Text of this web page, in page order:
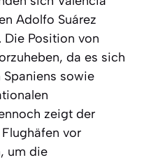
Adolfo Suárez
Position von
da es sich
sowie
zeigt der
vor
um die